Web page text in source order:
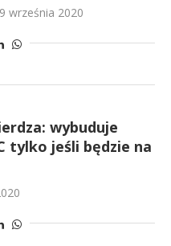
9 września 2020
wybuduje
tylko jeśli będzie na